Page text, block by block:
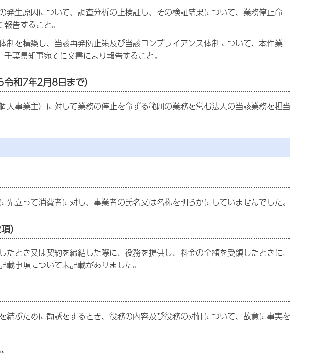
生原因について、調査分析の上検証し、その検証結果について、業務停止命
告すること。
を構築し、当該再発防止策及び当該コンプライアンス体制について、本件業
葉県知事宛てに文書により報告すること。
和7年2月8日まで）
人事業主）に対して業務の停止を命ずる範囲の業務を営む法人の当該業務を担当
立って消費者に対し、事業者の氏名又は名称を明らかにしていませんでした。
）
とき又は契約を締結した際に、役務を提供し、料金の全額を受領したときに、
事項について未記載がありました。
結ぶために勧誘をするとき、役務の内容及び役務の対価について、故意に事実を